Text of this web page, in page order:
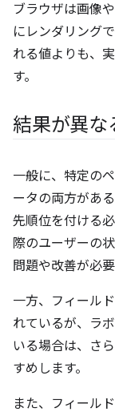
ブラウザは画像
にレンダリング
れる値よりも、
す。
結果が異な
一般に、特定の
ータの両方があ
先順位を付ける
際のユーザーの
問題や改善が必
一方、フィール
れているが、ラ
いる場合は、さ
すめします。
また、フィール